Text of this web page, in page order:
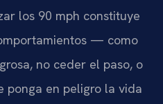
los 90 mph constituye
— como
no ceder el paso, o
ponga en peligro la vida